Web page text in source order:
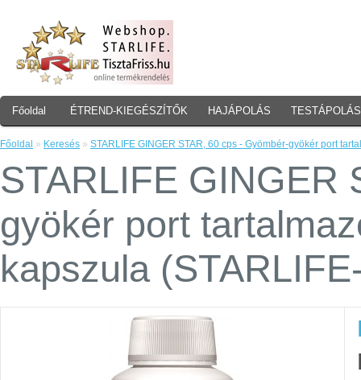
Főoldal ÉTREND-KIEGÉSZÍTŐK HAJÁPOLÁS TESTÁPOLÁS
Főoldal » Keresés » STARLIFE GINGER STAR, 60 cps - Gyömbér-gyökér port
STARLIFE GINGER
gyökér port
kapszula